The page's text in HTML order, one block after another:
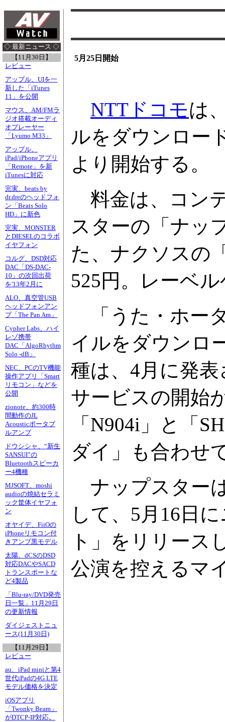
◇ 最新ニュース ◇
【11月30日】
レビュー
アップル、UIを一
新した「iTunes
11」を公開
マウス、AM/FMラ
ジオ搭載オーディ
オプレーヤー
「Lyumo M33」
アップル、
iPad/iPhoneアプリ
「Remote」を新
iTunesに対応
完実、beats by
dr.dreのヘッドフォ
ン「Beats Solo
HD」に新色
完実、MONSTER
とDIESELのコラボ
イヤフォン
コルグ、DSD対応
DAC「DS-DAC-
10」の次回出荷
を'13年2月に
ALO、真空管USB
ヘッドフォンアン
プ「The Pan Am」
Cypher Labs、ハイ
レゾ携帯
DAC「AlgoRhythm
Solo -dB」
NEC、PCのTV機能
操作アプリ「Smart
リモコン」などを
公開
zionote、約300時
間動作のJL
Acousticポータブ
ルアンプ
ドウシシャ、“新生
SANSUI”の
Bluetoothスピーカ
ー4機種
MJSOFT、moshi
audioの焼結セラミ
ック筐体イヤフォ
ン
オヤイデ、FiiOの
iPhoneリモコン付
きアンプ黒モデル
太陽、dCSのDSD
対応DACやSACD
トランスポートな
ど4製品
「Blu-ray/DVD発売
日一覧」11月29日
の更新情報
ダイジェストニュ
ース(11月30日)
【11月29日】
レビュー
au、iPad miniと第4
世代iPadの4G LTE
モデル価格を決定
iOSアプリ
「Twonky Beam」
がDTCP-IP対応。
5月25日開始
NTTドコモは
ルをダウンロー
より開始する。
料金は、コン
スターの「ナッ
た、ナクソスの
525円。レーベ
「うた・ホー
イルをダウンロ
種は、4月に発
サービスの開始
「N904i」と「
ダイ」も合わせ
ナップスター
して、5月16日
ト」をリリース
公演を控えるマ